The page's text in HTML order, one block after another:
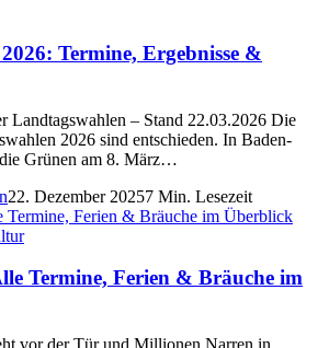
Termine, Ergebnisse &
Landtagswahlen – Stand 22.03.2026 Die
2026 sind entschieden. In Baden-
Grünen am 8. März…
22. Dezember 20257 Min. Lesezeit
Termine, Ferien & Bräuche im
vor der Tür und Millionen Narren in